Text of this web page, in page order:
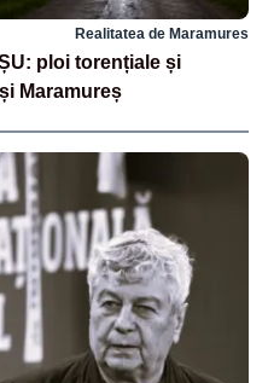
Realitatea de Maramures
ploi torențiale și
Maramureș